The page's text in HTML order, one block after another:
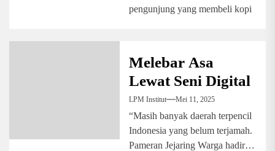
pengunjung yang membeli kopi
Melebar Asa
Lewat Seni Digital
LPM Institut Mei 11, 2025
“Masih banyak daerah terpencil
Indonesia yang belum terjamah.
Pameran Jejaring Warga hadir